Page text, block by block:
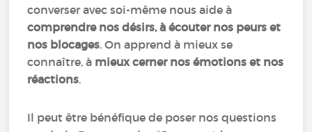
converser avec soi-même nous aide à
comprendre nos désirs, à écouter nos peurs et
nos blocages. On apprend à mieux se
connaître, à mieux cerner nos émotions et nos
réactions.
Il peut être bénéfique de poser nos questions